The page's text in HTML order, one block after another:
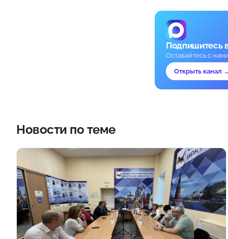
Подпишитесь
Оставайтесь с
Открыть канал
Новости по теме